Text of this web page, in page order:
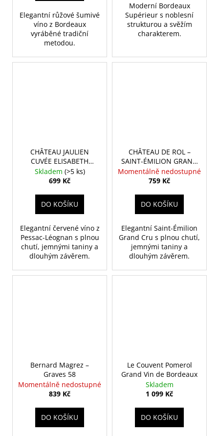
Elegantní růžové šumivé
víno z Bordeaux
vyráběné tradiční
metodou.
Moderní Bordeaux
Supérieur s noblesní
strukturou a svěžím
charakterem.
CHÂTEAU JAULIEN
CUVÉE ELISABETH
PESSAC-LÉOGNAN 2023
– 0,75 L
Skladem (>5 ks)
699 Kč
DO KOŠÍKU
Elegantní červené víno z
Pessac-Léognan s plnou
chutí, jemnými taniny a
dlouhým závěrem.
CHÂTEAU DE ROL –
SAINT-ÉMILION GRAND
CRU – 2022 – 0,75 L
Momentálně nedostupné
759 Kč
DO KOŠÍKU
Elegantní Saint-Émilion
Grand Cru s plnou chutí,
jemnými taniny a
dlouhým závěrem.
Bernard Magrez –
Graves 58
Momentálně nedostupné
839 Kč
DO KOŠÍKU
Le Couvent Pomerol
Grand Vin de Bordeaux
Skladem
1 099 Kč
DO KOŠÍKU